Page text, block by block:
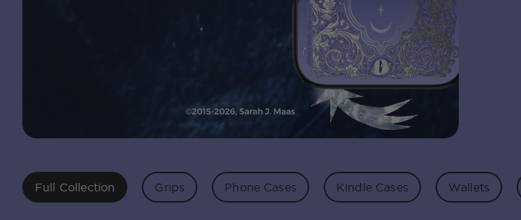
Full Collection Grips Phone Cases Kindle Cases Wallets